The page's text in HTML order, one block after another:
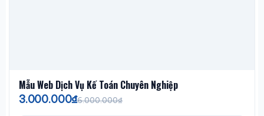
Mẫu Web Dịch Vụ Kế Toán Chuyên Nghiệp
3.000.000₫6.000.000₫